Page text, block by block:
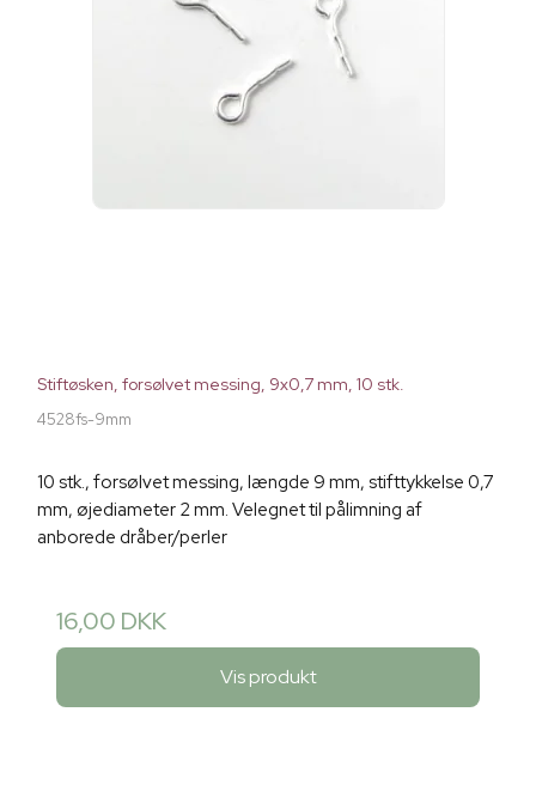
Stiftøsken, forsølvet messing, 9x0,7 mm, 10 stk.
4528fs-9mm
10 stk., forsølvet messing, længde 9 mm, stifttykkelse 0,7
mm, øjediameter 2 mm. Velegnet til pålimning af
anborede dråber/perler
16,00 DKK
Vis produkt